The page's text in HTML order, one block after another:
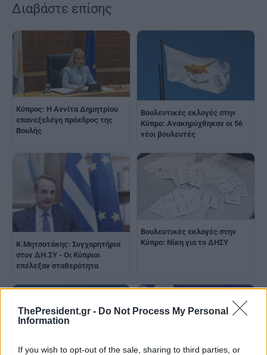
ThePresident.gr - Do Not Process My Personal
Information
If you wish to opt-out of the sale, sharing to third parties, or
Διαβάστε επίσης
Κύπρος: Η Αννίτα Δημητρίου
επανεξελέγη πρόεδρος της
Βουλής
Βουλευτικές εκλογές στην
Κύπρο: Ανακηρύχθηκαν οι 56
νέοι βουλευτές
Κ.Μητσοτάκης: Συγχαρητήρια
στον ΔΗ.ΣΥ - Οι Κύπριοι
επέλεξαν σταθερότητα
Βουλευτικές εκλογές στην
Κύπρο: Νίκη για το ΔΗΣΥ